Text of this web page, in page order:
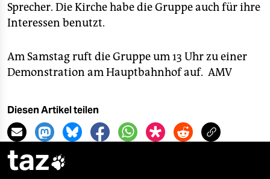
Sprecher. Die Kirche habe die Gruppe auch für ihre
Interessen benutzt.
Am Samstag ruft die Gruppe um 13 Uhr zu einer
Demonstration am Hauptbahnhof auf. AMV
Diesen Artikel teilen
taz